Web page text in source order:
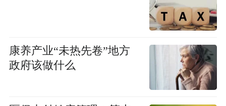
康养产业“未热先卷”地方
政府该做什么